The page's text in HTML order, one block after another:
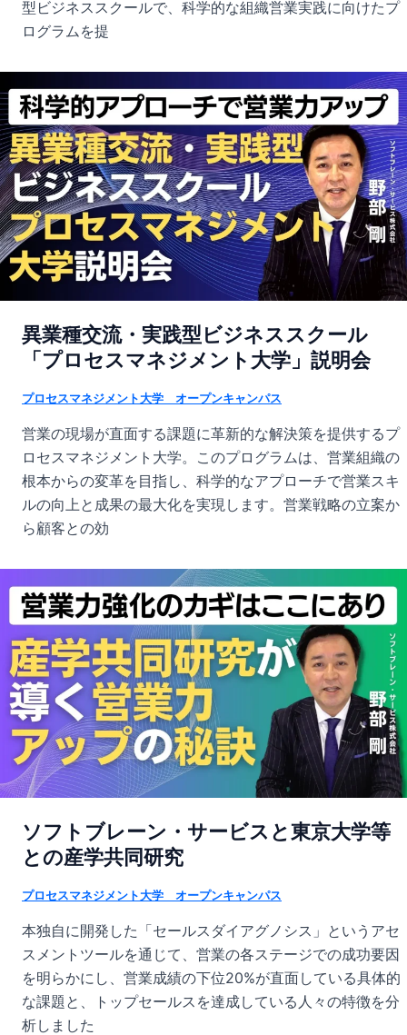
型ビジネススクールで、科学的な組織営業実践に向けたプ
ログラムを提
異業種交流・実践型ビジネススクール
「プロセスマネジメント大学」説明会
プロセスマネジメント大学 オープンキャンパス
営業の現場が直面する課題に革新的な解決策を提供するプ
ロセスマネジメント大学。このプログラムは、営業組織の
根本からの変革を目指し、科学的なアプローチで営業スキ
ルの向上と成果の最大化を実現します。営業戦略の立案か
ら顧客との効
ソフトブレーン・サービスと東京大学等
との産学共同研究
プロセスマネジメント大学 オープンキャンパス
本独自に開発した「セールスダイアグノシス」というアセ
スメントツールを通じて、営業の各ステージでの成功要因
を明らかにし、営業成績の下位20%が直面している具体的
な課題と、トップセールスを達成している人々の特徴を分
析しました